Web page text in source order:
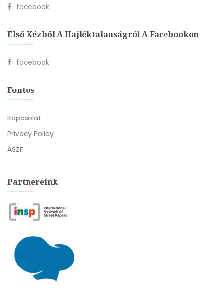
facebook
Első Kézből A Hajléktalanságról A Facebookon
facebook
Fontos
Kapcsolat
Privacy Policy
ÁSZF
Partnereink